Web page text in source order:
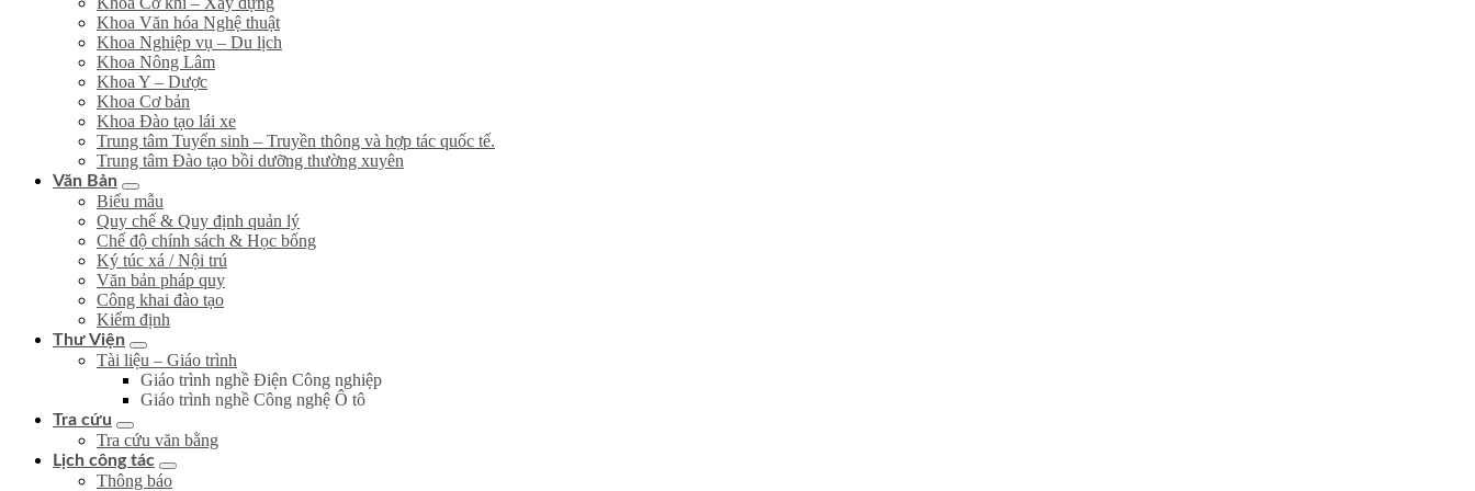
Khoa Văn hóa Nghệ thuật
Khoa Nghiệp vụ – Du lịch
Khoa Nông Lâm
Khoa Y – Dược
Khoa Cơ bản
Khoa Đào tạo lái xe
Trung tâm Tuyển sinh – Truyền thông và hợp tác quốc tế.
Trung tâm Đào tạo bồi dưỡng thường xuyên
Văn Bản
Biểu mẫu
Quy chế & Quy định quản lý
Chế độ chính sách & Học bổng
Ký túc xá / Nội trú
Văn bản pháp quy
Công khai đào tạo
Kiểm định
Thư Viện
Tài liệu – Giáo trình
Giáo trình nghề Điện Công nghiệp
Giáo trình nghề Công nghệ Ô tô
Tra cứu
Tra cứu văn bằng
Lịch công tác
Thông báo